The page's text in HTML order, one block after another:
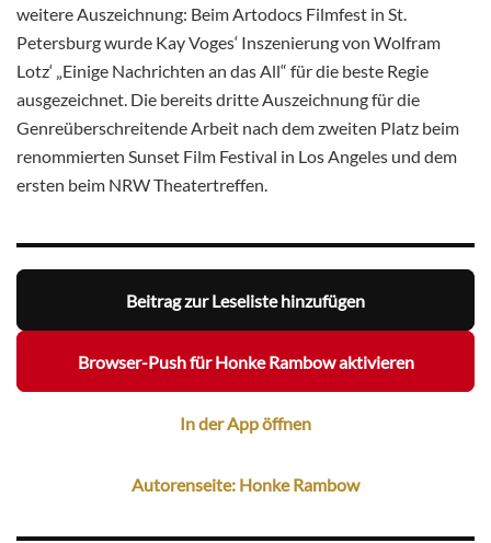
weitere Auszeichnung: Beim Artodocs Filmfest in St.
Petersburg wurde Kay Voges‘ Inszenierung von Wolfram
Lotz‘ „Einige Nachrichten an das All“ für die beste Regie
ausgezeichnet. Die bereits dritte Auszeichnung für die
Genreüberschreitende Arbeit nach dem zweiten Platz beim
renommierten Sunset Film Festival in Los Angeles und dem
ersten beim NRW Theatertreffen.
Beitrag zur Leseliste hinzufügen
Browser-Push für Honke Rambow aktivieren
In der App öffnen
Autorenseite: Honke Rambow